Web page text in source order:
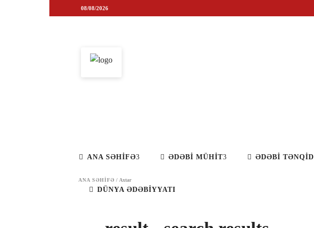
08/08/2026
ANA SƏHİFƏ ƏDƏBİ MÜHİT ƏDƏBİ TƏNQİD
DÜNYA ƏDƏBİYYATI
ANA SƏHIFƏ / Axtar